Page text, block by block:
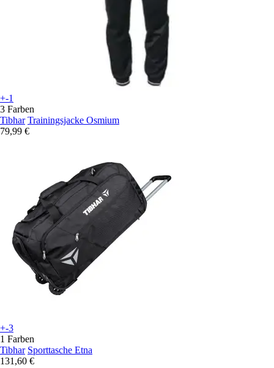
+-1
3 Farben
Tibhar Trainingsjacke Osmium
79,99 €
+-3
1 Farben
Tibhar Sporttasche Etna
131,60 €